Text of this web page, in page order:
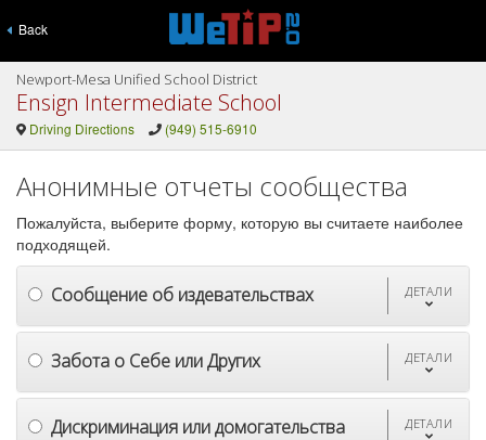
Back
Newport-Mesa Unified School District
Ensign Intermediate School
Driving Directions (949) 515-6910
Анонимные отчеты сообщества
Пожалуйста, выберите форму, которую вы считаете наиболее
подходящей.
Сообщение об издевательствах ДЕТАЛИ
Забота о Себе или Других ДЕТАЛИ
Дискриминация или домогательства ДЕТАЛИ